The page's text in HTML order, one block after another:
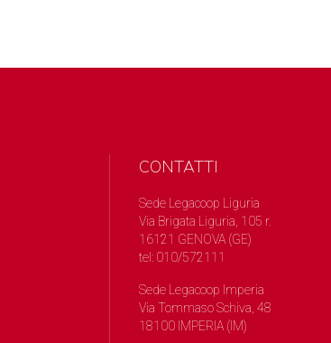
CONTATTI
Sede Legacoop Liguria
Via Brigata Liguria, 105 r.
16121 GENOVA (GE)
tel: 010/572111
Sede Legacoop Imperia
Via Tommaso Schiva, 48
18100 IMPERIA (IM)